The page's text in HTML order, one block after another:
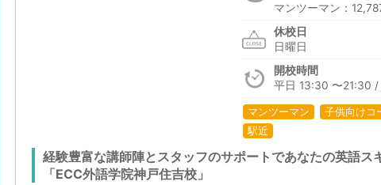
マンツーマン：
休校日
日曜日
開校時間
平日 13:30 〜21:30
マンツーマン 子供向けコ
駅近
経験豊富な講師陣とスタッフのサポートであなたの英語ス
「ECC外語学院神戸住吉校」